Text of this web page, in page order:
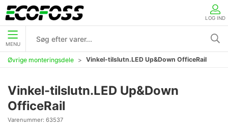
LOG IND
MENU
Øvrige monteringsdele Vinkel-tilslutn.LED Up&Down OfficeRail
Vinkel-tilslutn.LED Up&Down
OfficeRail
Varenummer: 63537